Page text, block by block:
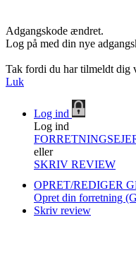
Adgangskode ændret.
Log på med din nye
Tak fordi du har tilmeldt dig
Luk
Log ind
Log ind
eller
SKRIV REVIEW
OPRET/REDIGER
Opret din forretning
Skriv review